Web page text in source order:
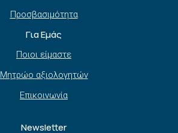
Προσβασιμότητα
Για Εμάς
Ποιοι είμαστε
Μητρώο αξιολογητών
Επικοινωνία
Newsletter